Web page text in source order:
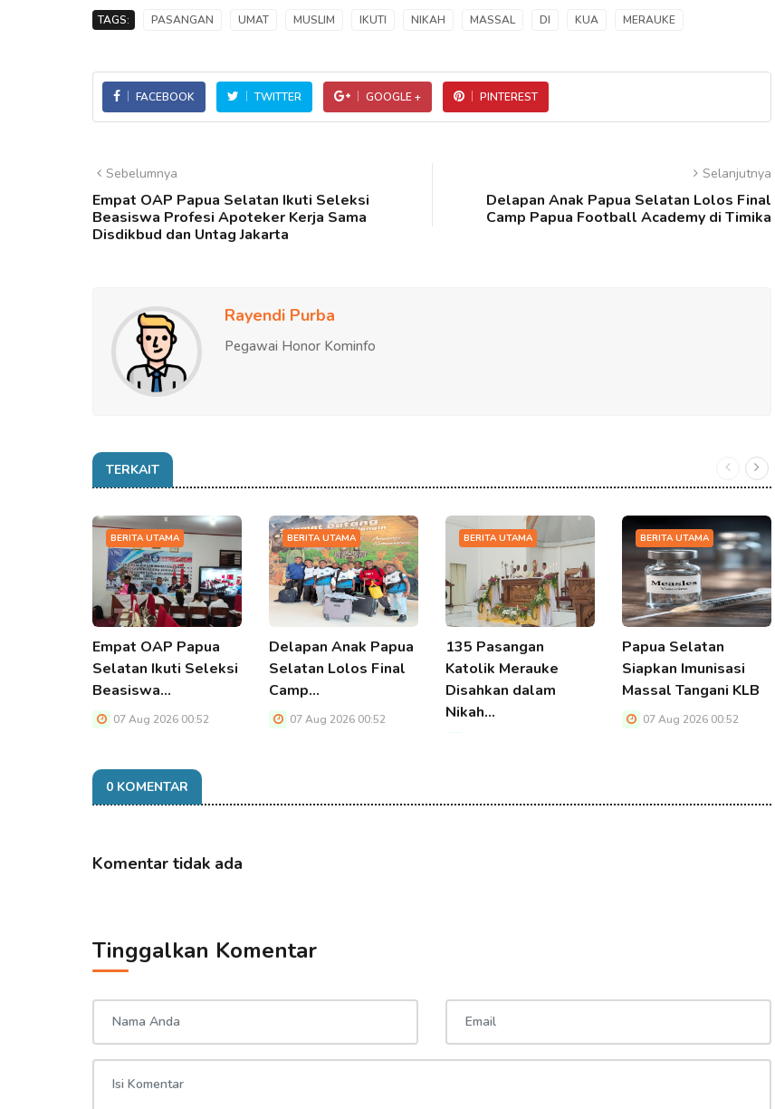
TAGS: PASANGAN UMAT MUSLIM IKUTI NIKAH MASSAL DI KUA MERAUKE
FACEBOOK TWITTER GOOGLE + PINTEREST
Sebelumnya
Empat OAP Papua Selatan Ikuti Seleksi
Beasiswa Profesi Apoteker Kerja Sama
Disdikbud dan Untag Jakarta
Selanjutnya
Delapan Anak Papua Selatan Lolos Final
Camp Papua Football Academy di Timika
Rayendi Purba
Pegawai Honor Kominfo
TERKAIT
BERITA UTAMA
Empat OAP Papua
Selatan Ikuti Seleksi
Beasiswa…
07 Aug 2026 00:52
BERITA UTAMA
Delapan Anak Papua
Selatan Lolos Final
Camp…
07 Aug 2026 00:52
BERITA UTAMA
135 Pasangan
Katolik Merauke
Disahkan dalam
Nikah…
BERITA UTAMA
Papua Selatan
Siapkan Imunisasi
Massal Tangani KLB
07 Aug 2026 00:52
0 KOMENTAR
Komentar tidak ada
Tinggalkan Komentar